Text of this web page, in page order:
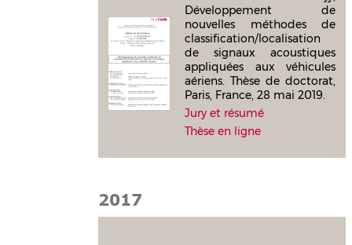
Développement de
nouvelles méthodes de
classification/localisation
de signaux acoustiques
appliquées aux véhicules
aériens. Thèse de doctorat,
Paris, France, 28 mai 2019.
Jury et résumé
Thèse en ligne
2017